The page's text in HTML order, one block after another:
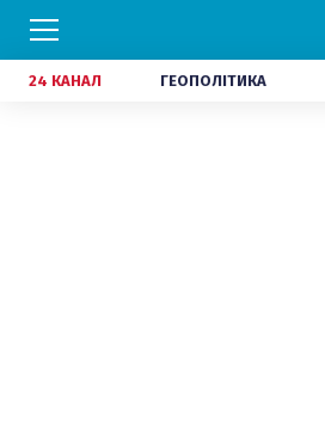
24 КАНАЛ ГЕОПОЛІТИКА